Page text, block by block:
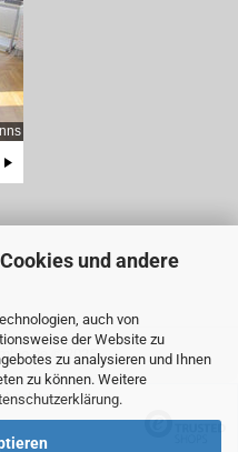
und andere
auch von
der Website zu
zu analysieren und Ihnen
zu können. Weitere
.
© 2025